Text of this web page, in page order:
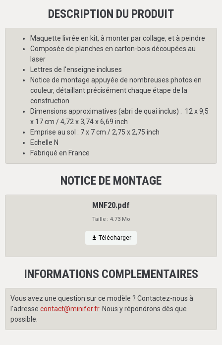
DESCRIPTION DU PRODUIT
Maquette livrée en kit, à monter par collage, et à peindre
Composée de planches en carton-bois découpées au
laser
Lettres de l'enseigne incluses
Notice de montage appuyée de nombreuses photos en
couleur, détaillant précisément chaque étape de la
construction
Dimensions approximatives (abri de quai inclus) : 12 x 9,5
x 17 cm / 4,72 x 3,74 x 6,69 inch
Emprise au sol : 7 x 7 cm / 2,75 x 2,75 inch
Echelle N
Fabriqué en France
NOTICE DE MONTAGE
MNF20.pdf
Taille : 4.73 Mo
Télécharger
INFORMATIONS COMPLEMENTAIRES
Vous avez une question sur ce modèle ? Contactez-nous à
l'adresse contact@minifer.fr. Nous y répondrons dès que
possible.